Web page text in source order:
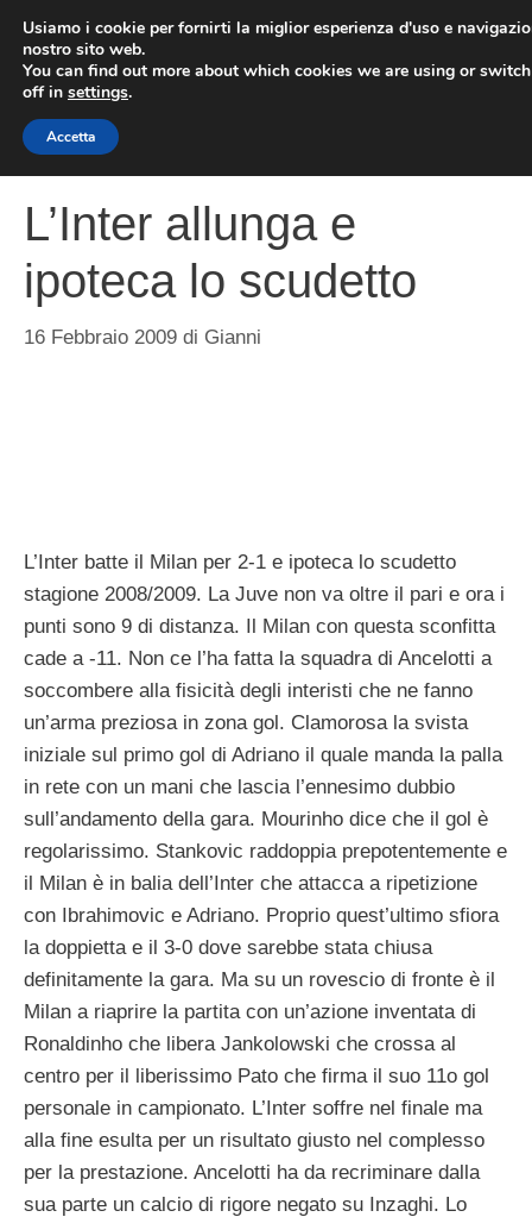
contenuto
L’Inter allunga e
ipoteca lo scudetto
16 Febbraio 2009 di Gianni
L’Inter batte il Milan per 2-1 e ipoteca lo scudetto
stagione 2008/2009. La Juve non va oltre il pari e ora i
punti sono 9 di distanza. Il Milan con questa sconfitta
cade a -11. Non ce l’ha fatta la squadra di Ancelotti a
soccombere alla fisicità degli interisti che ne fanno
un’arma preziosa in zona gol. Clamorosa la svista
iniziale sul primo gol di Adriano il quale manda la palla
in rete con un mani che lascia l’ennesimo dubbio
sull’andamento della gara. Mourinho dice che il gol è
regolarissimo. Stankovic raddoppia prepotentemente e
il Milan è in balia dell’Inter che attacca a ripetizione
con Ibrahimovic e Adriano. Proprio quest’ultimo sfiora
la doppietta e il 3-0 dove sarebbe stata chiusa
definitamente la gara. Ma su un rovescio di fronte è il
Milan a riaprire la partita con un’azione inventata di
Ronaldinho che libera Jankolowski che crossa al
centro per il liberissimo Pato che firma il suo 11o gol
personale in campionato. L’Inter soffre nel finale ma
alla fine esulta per un risultato giusto nel complesso
per la prestazione. Ancelotti ha da recriminare dalla
sua parte un calcio di rigore negato su Inzaghi. Lo
Usiamo i cookie per fornirti la miglior esperienza d'uso e
nostro sito web.
You can find out more about which cookies we are using or
off in settings.
Accetta